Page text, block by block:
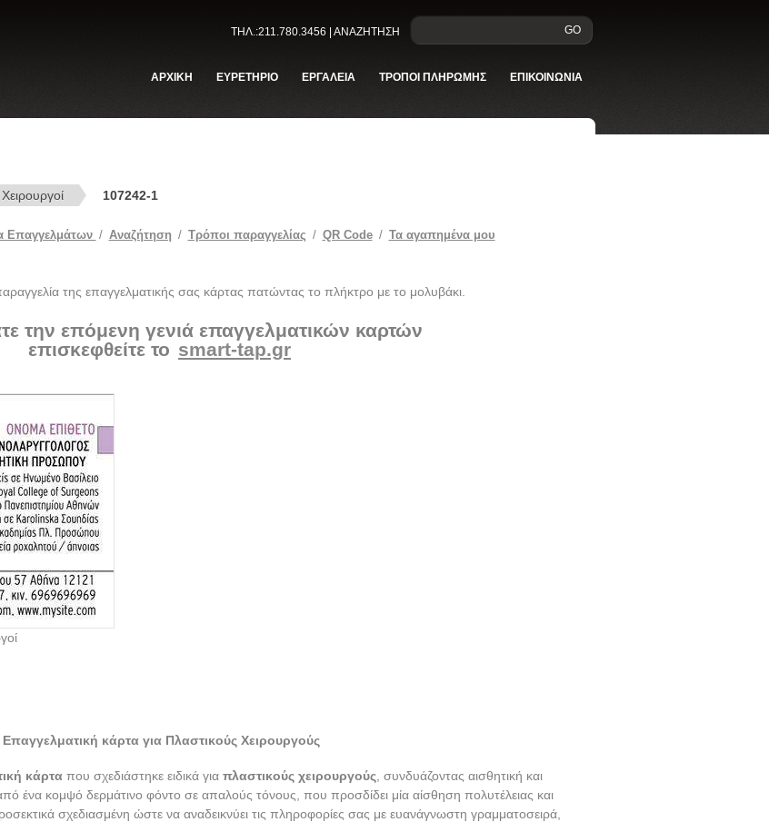
GO
ΤΗΛ.:211.780.3456 | ΑΝΑΖΗΤΗΣΗ
ΑΡΧΙΚΗ ΕΥΡΕΤΗΡΙΟ ΕΡΓΑΛΕΙΑ ΤΡΟΠΟΙ ΠΛΗΡΩΜΗΣ ΕΠΙΚΟΙΝΩΝΙΑ
107242-1
Επαγγελμάτων / Αναζήτηση / Tρόποι παραγγελίας / QR Code / Τα αγαπημένα μου
της επαγγελματικής σας κάρτας πατώντας το πλήκτρο με το μολυβάκι.
την επόμενη γενιά επαγγελματικών καρτών
επισκεφθείτε το smart-tap.gr
Επαγγελματική κάρτα για Πλαστικούς Χειρουργούς
κάρτα που σχεδιάστηκε ειδικά για πλαστικούς χειρουργούς , συνδυάζοντας αισθητική και
ένα κομψό δερμάτινο φόντο σε απαλούς τόνους, που προσδίδει μία αίσθηση πολυτέλειας και
σχεδιασμένη ώστε να αναδεικνύει τις πληροφορίες σας με ευανάγνωστη γραμματοσειρά,